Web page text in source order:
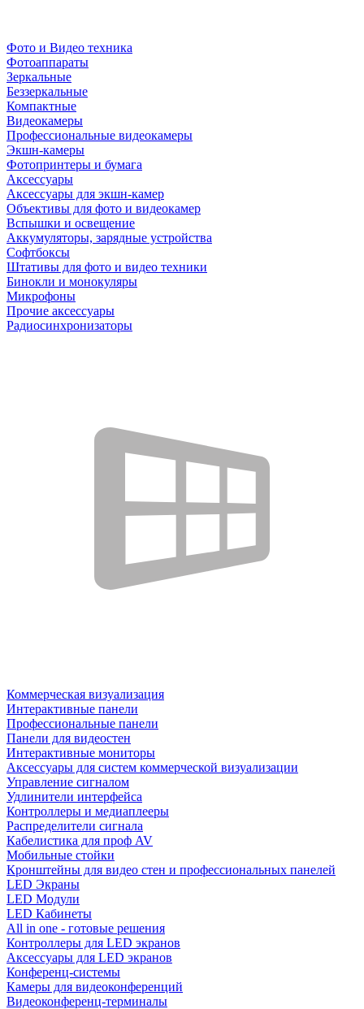
Фото и Видео техника
Фотоаппараты
Зеркальные
Беззеркальные
Компактные
Видеокамеры
Профессиональные видеокамеры
Экшн-камеры
Фотопринтеры и бумага
Аксессуары
Аксессуары для экшн-камер
Объективы для фото и видеокамер
Вспышки и освещение
Аккумуляторы, зарядные устройства
Софтбоксы
Штативы для фото и видео техники
Бинокли и монокуляры
Микрофоны
Прочие аксессуары
Радиосинхронизаторы
Коммерческая визуализация
Интерактивные панели
Профессиональные панели
Панели для видеостен
Интерактивные мониторы
Аксессуары для систем коммерческой визуализации
Управление сигналом
Удлинители интерфейса
Контроллеры и медиаплееры
Распределители сигнала
Кабелистика для проф AV
Мобильные стойки
Кронштейны для видео стен и профессиональных панелей
LED Экраны
LED Модули
LED Кабинеты
All in one - готовые решения
Контроллеры для LED экранов
Аксессуары для LED экранов
Конференц-системы
Камеры для видеоконференций
Видеоконференц-терминалы